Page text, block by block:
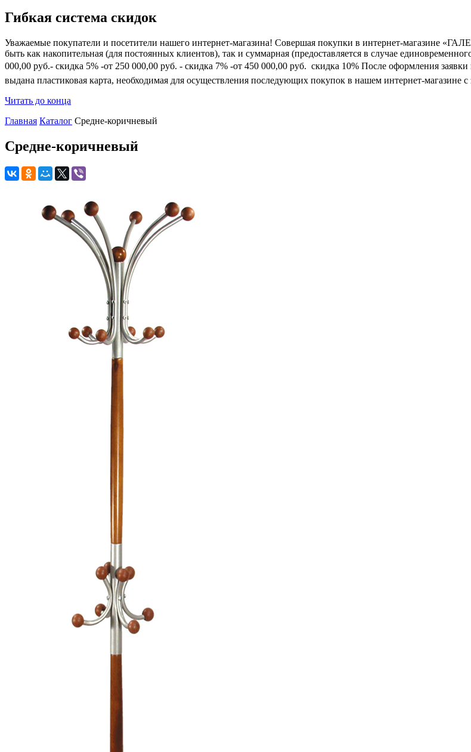
Гибкая система скидок
Уважаемые покупатели и посетители нашего интернет-магазина! Совершая покупки в интернет-магазине
быть как накопительная (для постоянных клиентов), так и суммарная (предоставляется в случае
000,00 руб.- скидка 5% -от 250 000,00 руб. - скидка 7% -от 450 000,00 руб.  скидка 10% После оформления
выдана пластиковая карта, необходимая для осуществления последующих покупок в нашем интернет-магазине
Читать до конца
Главная Каталог Средне-коричневый
Средне-коричневый